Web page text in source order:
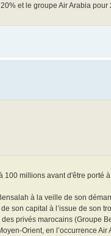
et le groupe Air Arabia
100 millions avant d'être porté
à la veille de son
son capital à l’issue de son
privés marocains (Groupe
Orient, en l’occurrence Air